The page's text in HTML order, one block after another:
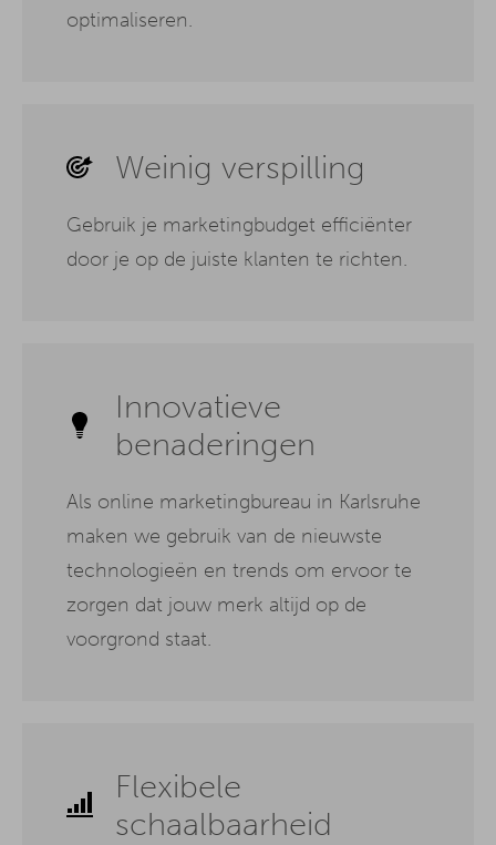
optimaliseren.
Weinig verspilling
Gebruik je marketingbudget efficiënter
door je op de juiste klanten te richten.
Innovatieve
benaderingen
Als online marketingbureau in Karlsruhe
maken we gebruik van de nieuwste
technologieën en trends om ervoor te
zorgen dat jouw merk altijd op de
voorgrond staat.
Flexibele
schaalbaarheid